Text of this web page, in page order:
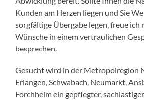
Kunden am Herzen liegen und Sie
sorgfältige Übergabe legen, freue ich
Wünsche in einem vertraulichen
besprechen.
Gesucht wird in der Metropolregion
Erlangen, Schwabach, Neumarkt,
Forchheim ein gepflegter,